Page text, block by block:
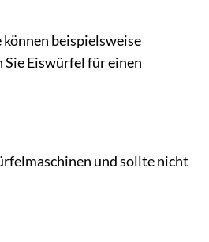
beispielsweise
Eiswürfel für einen
und sollte nicht